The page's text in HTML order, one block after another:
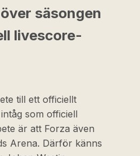
säsongen
livescore-
till ett officiellt
som officiell
är att Forza även
Arena. Därför känns